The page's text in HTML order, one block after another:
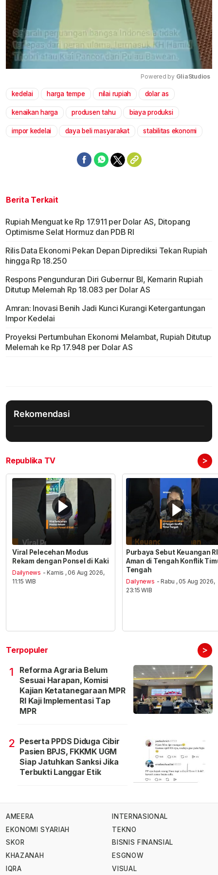
Powered by GliaStudios
kedelai harga tempe nilai rupiah dolar as
kenaikan harga produsen tahu biaya produksi
impor kedelai daya beli masyarakat stabilitas ekonomi
Berita Terkait
Rupiah Menguat ke Rp 17.911 per Dolar AS, Ditopang
Optimisme Selat Hormuz dan PDB RI
Rilis Data Ekonomi Pekan Depan Diprediksi Tekan Rupiah
hingga Rp 18.250
Respons Pengunduran Diri Gubernur BI, Kemarin Rupiah
Ditutup Melemah Rp 18.083 per Dolar AS
Amran: Inovasi Benih Jadi Kunci Kurangi Ketergantungan
Impor Kedelai
Proyeksi Pertumbuhan Ekonomi Melambat, Rupiah Ditutup
Melemah ke Rp 17.948 per Dolar AS
Rekomendasi
Republika TV >
Viral Pelecehan Modus
Rekam dengan Ponsel di Kaki
Dailynews - Kamis , 06 Aug 2026,
11:15 WIB
Purbaya Sebut Keuangan RI
Aman di Tengah Konflik
Tengah
Dailynews - Rabu , 05 Aug 2026,
23:15 WIB
Terpopuler >
1
Reforma Agraria Belum
Sesuai Harapan, Komisi
Kajian Ketatanegaraan MPR
RI Kaji Implementasi Tap
MPR
2 Peserta PPDS Diduga Cibir
Pasien BPJS, FKKMK UGM
Siap Jatuhkan Sanksi Jika
Terbukti Langgar Etik
AMEERA
EKONOMI SYARIAH
SKOR
KHAZANAH
IQRA
INTERNASIONAL
TEKNO
BISNIS FINANSIAL
ESGNOW
VISUAL